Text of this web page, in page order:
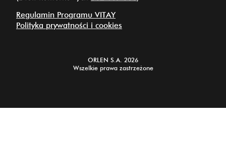
Regulamin Programu VITAY
Polityka prywatności i cookies
ORLEN S.A. 2026
Wszelkie prawa zastrzeżone